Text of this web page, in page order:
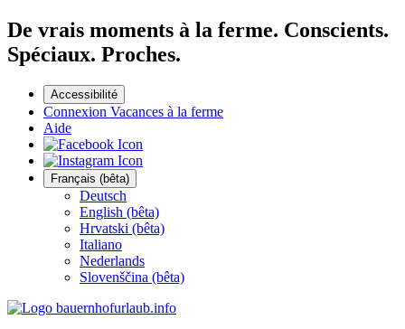
De vrais moments à la ferme. Conscients.
Spéciaux. Proches.
Accessibilité
Connexion Vacances à la ferme
Aide
Français (bêta)
Deutsch
English (bêta)
Hrvatski (bêta)
Italiano
Nederlands
Slovenščina (bêta)